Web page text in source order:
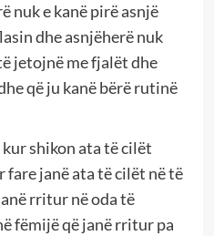
nuk e kanë pirë asnjë
dhe asnjëherë nuk
jetojnë me fjalët dhe
që ju kanë bërë rutinë
shikon ata të cilët
janë ata të cilët në të
rritur në oda të
fëmijë që janë rritur pa